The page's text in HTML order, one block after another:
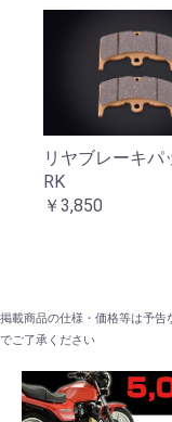
リヤブレーキ
RK
￥3,850
掲載商品の仕様・価格等は予
でご了承ください